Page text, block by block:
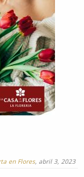
en Flores, abril 3, 2023